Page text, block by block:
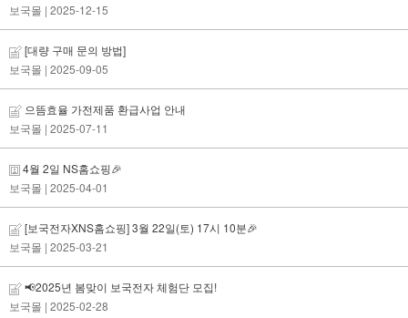
보국몰 | 2025-12-15
[대량 구매 문의 방법]
보국몰 | 2025-09-05
으뜸효율 가전제품 환급사업 안내
보국몰 | 2025-07-11
4월 2일 NS홈쇼핑🎉
보국몰 | 2025-04-01
[보국전자XNS홈쇼핑] 3월 22일(토) 17시 10분🎉
보국몰 | 2025-03-21
📢2025년 봄맞이 보국전자 체험단 모집!
보국몰 | 2025-02-28